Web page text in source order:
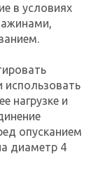
в условиях
использовать
нагрузке и
опусканием
диаметр 4